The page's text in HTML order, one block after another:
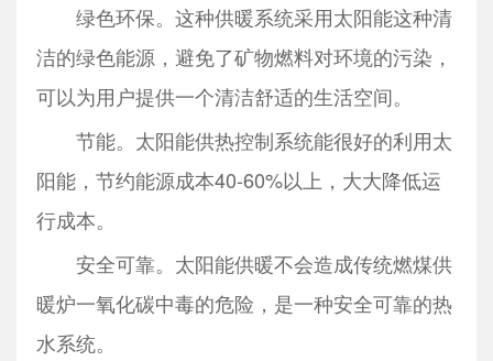
绿色环保。这种供暖系统采用太阳能这种清
洁的绿色能源，避免了矿物燃料对环境的污染，
可以为用户提供一个清洁舒适的生活空间。
节能。太阳能供热控制系统能很好的利用太
阳能，节约能源成本40-60%以上，大大降低运
行成本。
安全可靠。太阳能供暖不会造成传统燃煤供
暖炉一氧化碳中毒的危险，是一种安全可靠的热
水系统。